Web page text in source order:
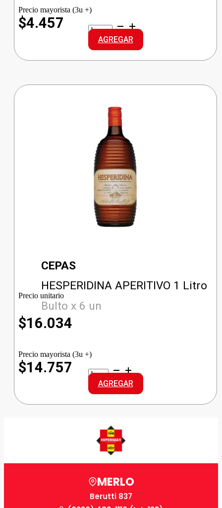
Precio mayorista (3u +)
$4.457
CAPRI
FERNET
cantidad
AGREGAR
CEPAS
HESPERIDINA APERITIVO 1 Litro
Bulto x 6 un
Precio unitario
$16.034
Precio mayorista (3u +)
$14.757
HESPERIDINA
APERITIVO
cantidad
AGREGAR
MERLO
Berutti 837